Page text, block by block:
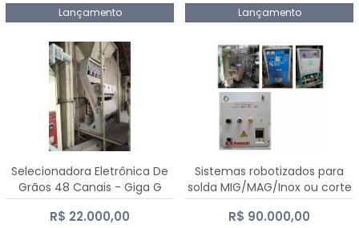
Lançamento Lançamento
Selecionadora Eletrônica De
Grãos 48 Canais - Giga G
10000
R$ 22.000,00
Sistemas robotizados para
solda MIG/MAG/Inox ou corte
plasma
R$ 90.000,00